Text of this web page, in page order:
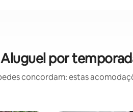
Aluguel por
concordam: estas